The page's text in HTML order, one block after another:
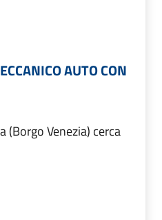
AUTO CON
(Borgo Venezia) cerca